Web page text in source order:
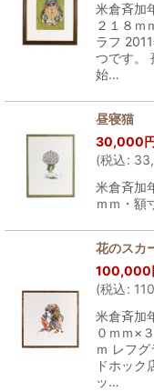
米倉斉加
２１８ｍ
ラフ
つです。
始…
昼寝猫
30,000
(税込:
米倉斉加
ｍｍ・額
花のスカ
100,000
(税込:
米倉斉加
０ｍｍ×
ｍ レフ
ドホック
ッ…